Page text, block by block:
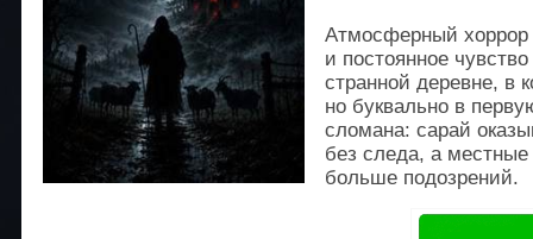
Атмосферный
и постоянное
странной деревне, в
но буквально в
сломана: сарай
без следа, а
больше подозрений.